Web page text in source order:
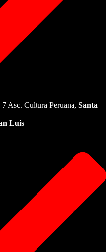
Asc. Cultura Peruana, Santa
Luis